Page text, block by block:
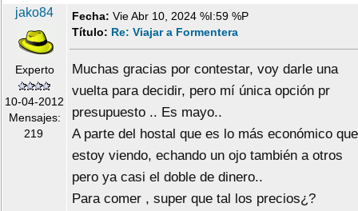
jako84
Experto
10-04-2012
Mensajes:
219
Fecha: Vie Abr 10, 2024 %I:59 %P
Título: Re: Viajar a Formentera
Muchas gracias por contestar, voy darle una
vuelta para decidir, pero mí única opción pr
presupuesto .. Es mayo..
A parte del hostal que es lo más económico que
estoy viendo, echando un ojo también a otros
pero ya casi el doble de dinero..
Para comer , super que tal los precios¿?